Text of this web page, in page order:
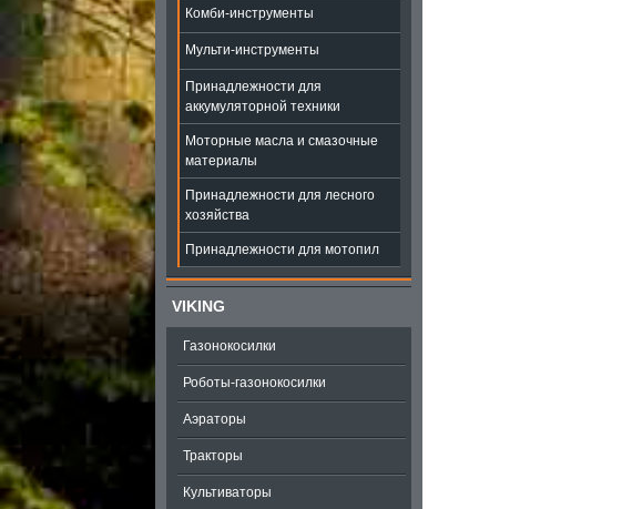
Комби-инструменты
Мульти-инструменты
Принадлежности для
аккумуляторной техники
Моторные масла и смазочные
материалы
Принадлежности для лесного
хозяйства
Принадлежности для мотопил
VIKING
Газонокосилки
Роботы-газонокосилки
Аэраторы
Тракторы
Культиваторы